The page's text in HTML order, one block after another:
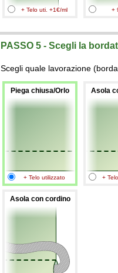
+ Telo uti. +1€/ml +
PASSO 5 - Scegli la
Scegli quale lavorazione
Piega chiusa/Orlo
+ Telo utilizzato
Asola
+
Asola con cordino